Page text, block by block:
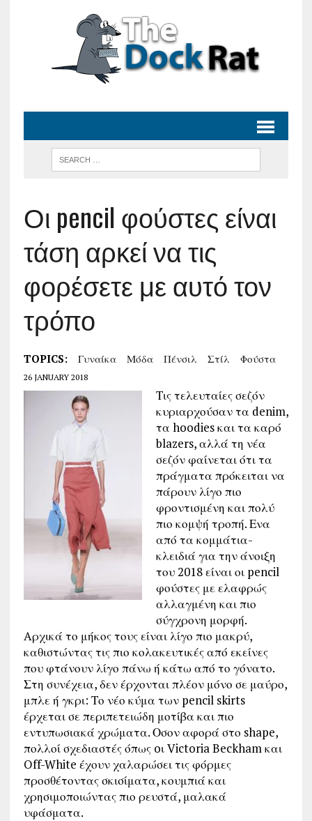
Οι pencil φούστες είναι
τάση αρκεί να τις
φορέσετε με αυτό τον
τρόπο
TOPICS: Γυναίκα Μόδα Πένσιλ Στίλ Φούστα
26 JANUARY 2018
Τις τελευταίες σεζόν
κυριαρχούσαν τα denim,
τα hoodies και τα καρό
blazers, αλλά τη νέα
σεζόν φαίνεται ότι τα
πράγματα πρόκειται να
πάρουν λίγο πιο
φροντισμένη και πολύ
πιο κομψή τροπή. Ενα
από τα κομμάτια-
κλειδιά για την άνοιξη
του 2018 είναι οι pencil
φούστες με ελαφρώς
αλλαγμένη και πιο
σύγχρονη μορφή.
Aρχικά το μήκος τους είναι λίγο πιο μακρύ,
καθιστώντας τις πιο κολακευτικές από εκείνες
που φτάνουν λίγο πάνω ή κάτω από το γόνατο.
Στη συνέχεια, δεν έρχονται πλέον μόνο σε μαύρο,
μπλε ή γκρι: Το νέο κύμα των pencil skirts
έρχεται σε περιπετειώδη μοτίβα και πιο
εντυπωσιακά χρώματα. Οσον αφορά στο shape,
πολλοί σχεδιαστές όπως oι Victoria Beckham και
Off-White έχουν χαλαρώσει τις φόρμες
προσθέτοντας σκισίματα, κουμπιά και
χρησιμοποιώντας πιο ρευστά, μαλακά
υφάσματα.